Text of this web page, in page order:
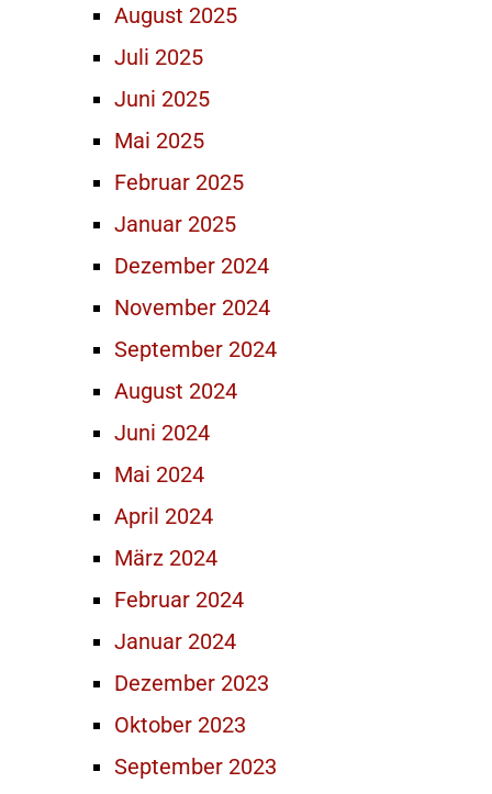
August 2025
Juli 2025
Juni 2025
Mai 2025
Februar 2025
Januar 2025
Dezember 2024
November 2024
September 2024
August 2024
Juni 2024
Mai 2024
April 2024
März 2024
Februar 2024
Januar 2024
Dezember 2023
Oktober 2023
September 2023